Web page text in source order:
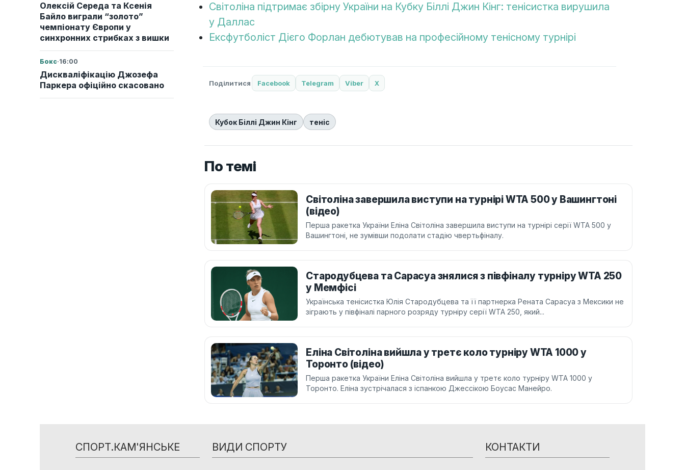
Олексій Середа та Ксенія
Байло виграли “золото”
чемпіонату Європи у
синхронних стрибках з вишки
Бокс·16:00
Дискваліфікацію Джозефа
Паркера офіційно скасовано
Світоліна підтримає збірну України на Кубку Біллі Джин Кінг: тенісистка вирушила
у Даллас
Ексфутболіст Дієго Форлан дебютував на професійному тенісному турнірі
Поділитися Facebook Telegram Viber X
Кубок Біллі Джин Кінг теніс
По темі
Світоліна завершила виступи на турнірі WTA 500 у Вашингтоні
(відео)
Перша ракетка України Еліна Світоліна завершила виступи на турнірі серії WTA 500 у
Вашингтоні, не зумівши подолати стадію чвертьфіналу.
Стародубцева та Сарасуа знялися з півфіналу турніру WTA 250
у Мемфісі
Українська тенісистка Юлія Стародубцева та її партнерка Рената Сарасуа з Мексики не
зіграють у півфіналі парного розряду турніру серії WTA 250, який...
Еліна Світоліна вийшла у третє коло турніру WTA 1000 у
Торонто (відео)
Перша ракетка України Еліна Світоліна вийшла у третє коло турніру WTA 1000 у
Торонто. Еліна зустрічалася з іспанкою Джессікою Боусас Манейро.
СПОРТ.КАМ'ЯНСЬКЕ ВИДИ СПОРТУ КОНТАКТИ